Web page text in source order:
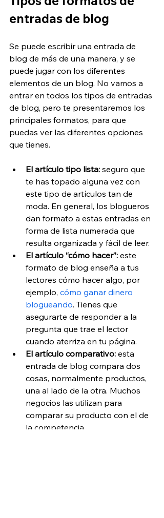
entradas de blog
Se puede escribir una entrada de
blog de más de una manera, y se
puede jugar con los diferentes
elementos de un blog. No vamos a
entrar en todos los tipos de entradas
de blog, pero te presentaremos los
principales formatos, para que
puedas ver las diferentes opciones
que tienes.
El artículo tipo lista: seguro que
te has topado alguna vez con
este tipo de artículos tan de
moda. En general, los blogueros
dan formato a estas entradas en
forma de lista numerada que
resulta organizada y fácil de leer.
El artículo “cómo hacer”: este
formato de blog enseña a tus
lectores cómo hacer algo, por
ejemplo, cómo ganar dinero
blogueando. Tienes que
asegurarte de responder a la
pregunta que trae el lector
cuando aterriza en tu página.
El artículo comparativo: esta
entrada de blog compara dos
cosas, normalmente productos,
una al lado de la otra. Muchos
negocios las utilizan para
comparar su producto con el de
la competencia.